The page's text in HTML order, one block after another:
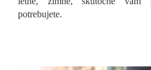
potrebujete.